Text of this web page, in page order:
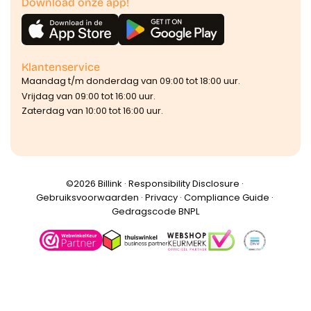
Klantenservice
Maandag t/m donderdag van 09:00 tot 18:00 uur.
Vrijdag van 09:00 tot 16:00 uur.
Zaterdag van 10:00 tot 16:00 uur.
©️2026 Billink · Responsibility Disclosure ·
Gebruiksvoorwaarden · Privacy· Compliance Guide ·
Gedragscode BNPL